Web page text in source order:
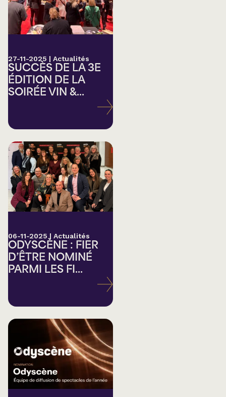
27-11-2025 | Actualités
SUCCÈS DE LA 3E
ÉDITION DE LA
SOIRÉE VIN &...
06-11-2025 | Actualités
ODYSCÈNE : FIER
D’ÊTRE NOMINÉ
PARMI LES FI...